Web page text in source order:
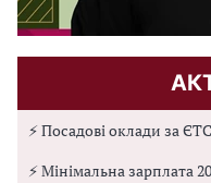
⚡ Посадові оклади за
⚡ Мінімальна зарплата